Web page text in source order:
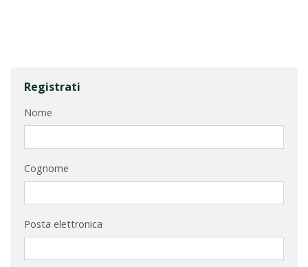
Registrati
Nome
Cognome
Posta elettronica